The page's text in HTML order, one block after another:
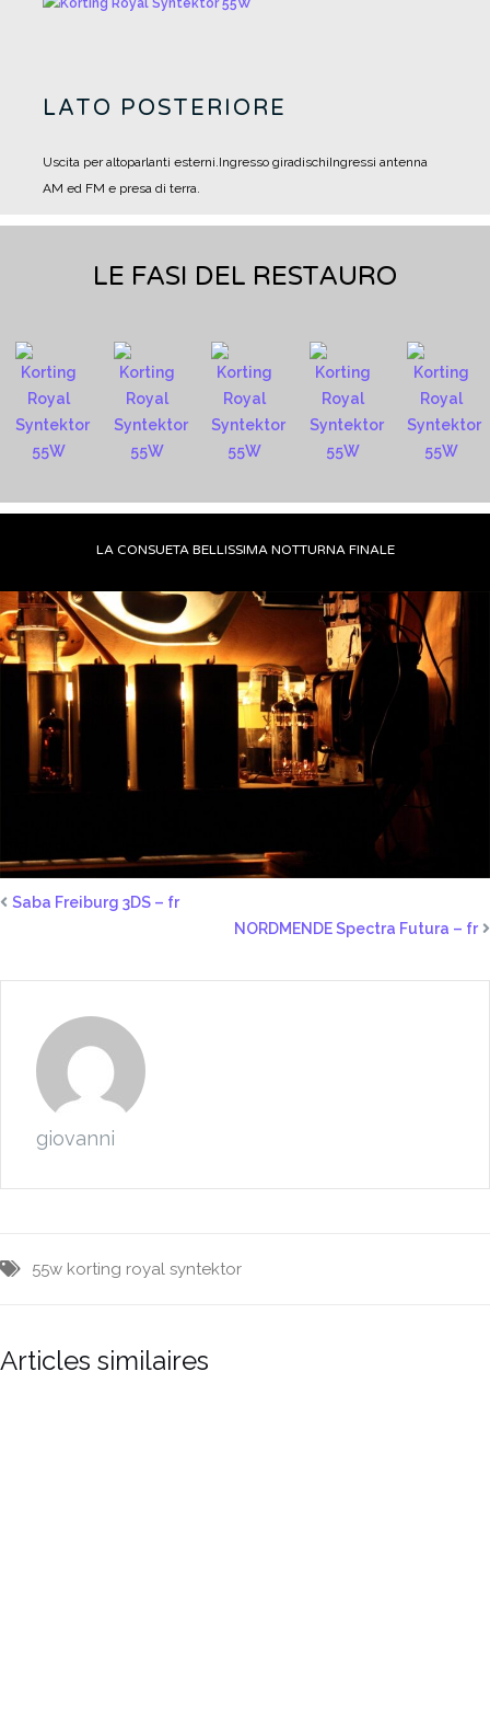
LATO POSTERIORE
Uscita per altoparlanti esterni.Ingresso giradischiIngressi antenna
AM ed FM e presa di terra.
LE FASI DEL RESTAURO
LA CONSUETA BELLISSIMA NOTTURNA FINALE
Saba Freiburg 3DS – fr
NORDMENDE Spectra Futura – fr
giovanni
55w korting royal syntektor
Articles similaires